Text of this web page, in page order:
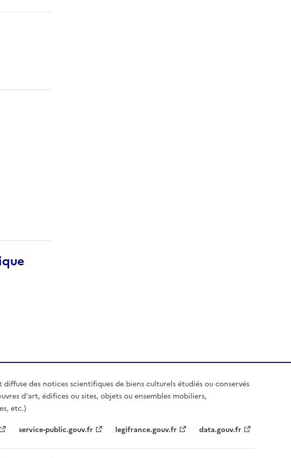
diffuse des notices scientifiques de biens culturels étudiés ou conservés
d'art, édifices ou sites, objets ou ensembles mobiliers,
etc.)
service-public.gouv.fr legifrance.gouv.fr data.gouv.fr